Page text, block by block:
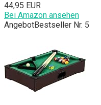
44,95 EUR
Bei Amazon ansehen
AngebotBestseller Nr. 5